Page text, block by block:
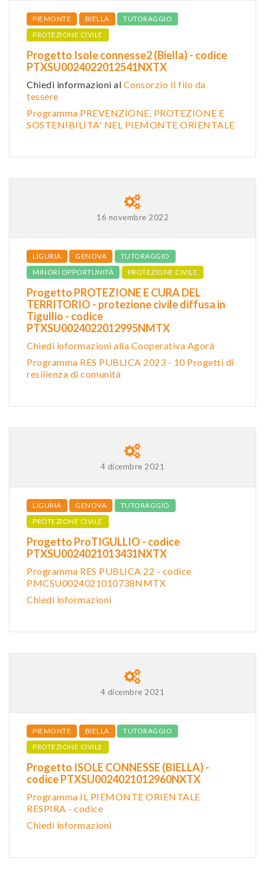
PIEMONTE BIELLA
TUTORAGGIO
PROTEZIONE CIVILE
Progetto Isole connesse2 (Biella) - codice
PTXSU0024022012541NXTX
Chiedi informazioni al Consorzio Il filo da
tessere
Programma PREVENZIONE, PROTEZIONE E
SOSTENIBILITA' NEL PIEMONTE ORIENTALE
16 novembre 2022
LIGURIA GENOVA
TUTORAGGIO
MINORI OPPORTUNITÀ
PROTEZIONE CIVILE
Progetto PROTEZIONE E CURA DEL
TERRITORIO - protezione civile diffusa in
Tigullio - codice
PTXSU0024022012995NMTX
Chiedi informazioni alla Cooperativa Agorà
Programma RES PUBLICA 2023 - 10 Progetti di
resilienza di comunità
4 dicembre 2021
LIGURIA GENOVA
TUTORAGGIO
PROTEZIONE CIVILE
Progetto ProTIGULLIO - codice
PTXSU0024021013431NXTX
Programma RES PUBLICA 22 - codice
PMCSU0024021010738NMTX
Chiedi informazioni
4 dicembre 2021
PIEMONTE BIELLA
TUTORAGGIO
PROTEZIONE CIVILE
Progetto ISOLE CONNESSE (BIELLA) -
codice PTXSU0024021012960NXTX
Programma IL PIEMONTE ORIENTALE
RESPIRA - codice
Chiedi informazioni